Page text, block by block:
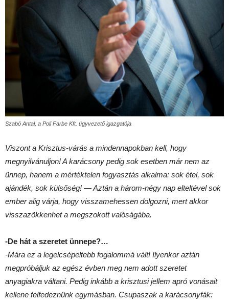
Szabó Antal, a Poli Farbe Kft. ügyvezető igazgatója
Viszont a Krisztus-várás a mindennapokban kell, hogy
megnyilvánuljon! A karácsony pedig sok esetben már nem az
ünnep, hanem a mértéktelen fogyasztás alkalma: sok étel, sok
ajándék, sok külsőség! — Aztán a három-négy nap elteltével sok
ember alig várja, hogy visszamehessen dolgozni, mert akkor
visszazökkenhet a megszokott valóságába.
-De hát a szeretet ünnepe?…
-Mára ez a legelcsépeltebb fogalommá vált! Ilyenkor aztán
megpróbáljuk az egész évben meg nem adott szeretet
anyagiakra váltani. Pedig inkább a krisztusi jellem apró vonásait
kellene felfedeznünk egymásban. Csupaszak a karácsonyfák: